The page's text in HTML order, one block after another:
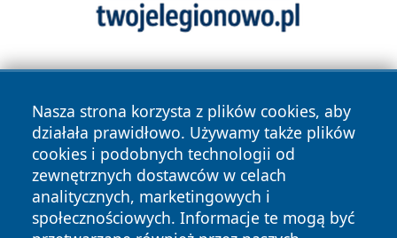
Nasza strona korzysta z plików cookies, aby
działała prawidłowo. Używamy także plików
cookies i podobnych technologii od
zewnętrznych dostawców w celach
analitycznych, marketingowych i
społecznościowych. Informacje te mogą być
Copyright © 2026 faktyrzeszow.pl Wszystkie prawa
zastrzeżone.